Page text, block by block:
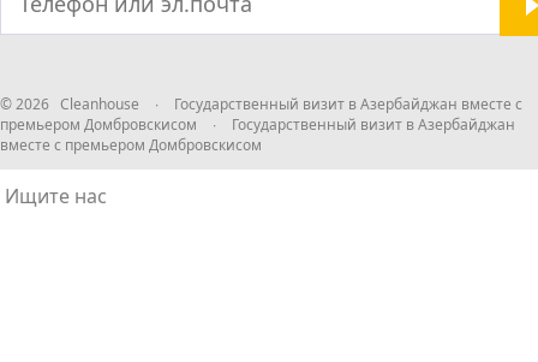
© 2026 Cleanhouse ∙
Государственный визит в Азербайджан вместе с
премьером Домбровскисом
∙
Государственный визит в Азербайджан
вместе с премьером Домбровскисом
Ищите нас